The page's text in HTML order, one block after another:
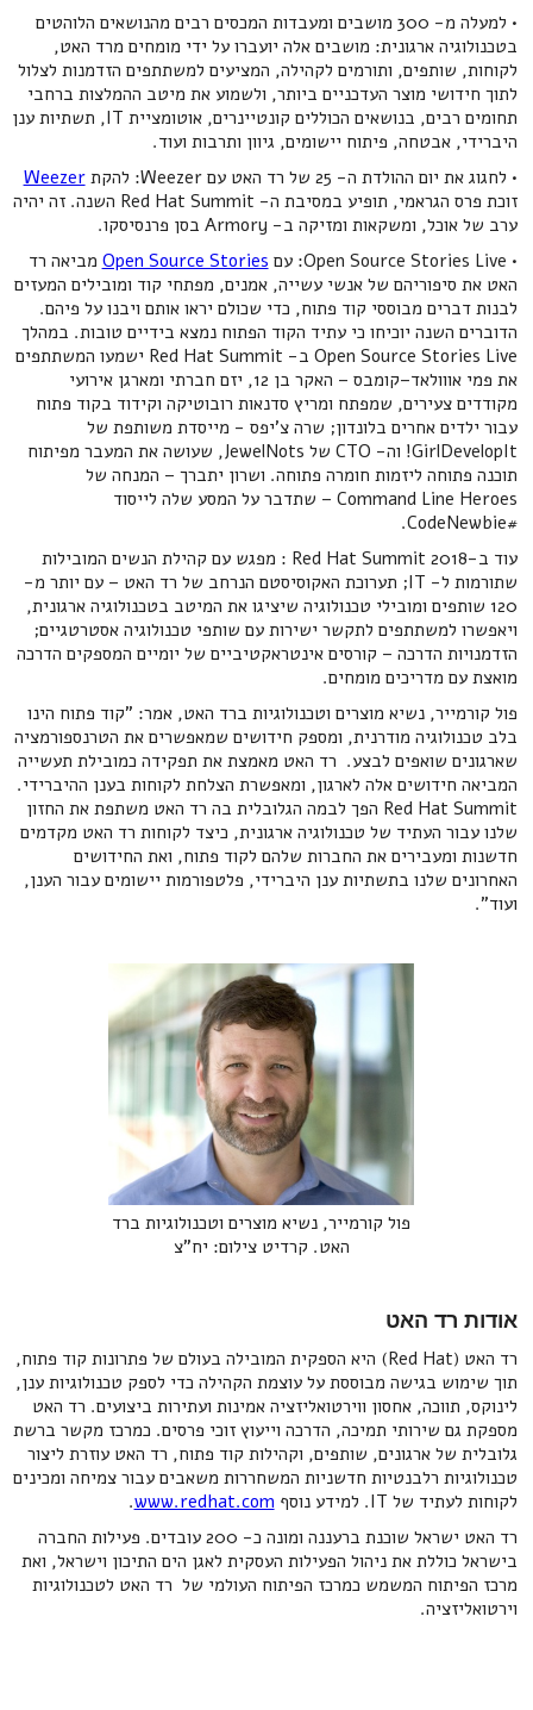
• למעלה מ- 300 מושבים ומעבדות המכסים רבים מהנושאים הלוהטים
בטכנולוגיה ארגונית: מושבים אלה יועברו על ידי מומחים מרד האט,
לקוחות, שותפים, ותורמים לקהילה, המציעים למשתתפים הזדמנות לצלול
לתוך חידושי מוצר העדכניים ביותר, ולשמוע את מיטב ההמלצות ברחבי
תחומים רבים, בנושאים הכוללים קונטיינרים, אוטומציית IT, תשתיות ענן
היברידי, אבטחה, פיתוח יישומים, גיוון ותרבות ועוד.
• לחגוג את יום ההולדת ה- 25 של רד האט עם Weezer: להקת
Weezer
זוכת פרס הגראמי, תופיע במסיבת ה- Red Hat Summit השנה. זה יהיה
ערב של אוכל, ומשקאות ומזיקה ב- Armory בסן פרנסיסקו.
• Open Source Stories Live: עם
Open Source Stories מביאה רד
האט את סיפוריהם של אנשי עשייה, אמנים, מפתחי קוד ומובילים המעזים
לבנות דברים מבוססי קוד פתוח, כדי שכולם יראו אותם ויבנו על פיהם.
הדוברים השנה יוכיחו כי עתיד הקוד הפתוח נמצא בידיים טובות. במהלך
Open Source Stories Live ב- Red Hat Summit ישמעו המשתתפים
את פמי אווולאד–קומבס – האקר בן 12, יזם חברתי ומארגן אירועי
מקודדים צעירים, שמפתח ומריץ סדנאות רובוטיקה וקידוד בקוד פתוח
עבור ילדים אחרים בלונדון; שרה צ'יפס - מייסדת משותפת של
GirlDevelopIt! וה- CTO של JewelNots, שעושה את המעבר מפיתוח
תוכנה פתוחה ליזמות חומרה פתוחה. ושרון יתברך – המנחה של
Command Line Heroes – שתדבר על המסע שלה לייסוד
#CodeNewbie.
עוד ב-Red Hat Summit 2018 : מפגש עם קהילת הנשים המובילות
שתורמות ל- IT; תערוכת האקוסיסטם הנרחב של רד האט – עם יותר מ-
120 שותפים ומובילי טכנולוגיה שיציגו את המיטב בטכנולוגיה ארגונית,
ויאפשרו למשתתפים לתקשר ישירות עם שותפי טכנולוגיה אסטרטגיים;
הזדמנויות הדרכה – קורסים אינטראקטיביים של יומיים המספקים הדרכה
מואצת עם מדריכים מומחים.
פול קורמייר, נשיא מוצרים וטכנולוגיות ברד האט, אמר: "קוד פתוח הינו
בלב טכנולוגיה מודרנית, ומספק חידושים שמאפשרים את הטרנספורמציה
שארגונים שואפים לבצע. רד האט מאמצת את תפקידה כמובילת תעשייה
המביאה חידושים אלה לארגון, ומאפשרת הצלחת לקוחות בענן ההיברידי.
Red Hat Summit הפך לבמה הגלובלית בה רד האט משתפת את החזון
שלנו עבור העתיד של טכנולוגיה ארגונית, כיצד לקוחות רד האט מקדמים
חדשנות ומעבירים את החברות שלהם לקוד פתוח, ואת החידושים
האחרונים שלנו בתשתיות ענן היברידי, פלטפורמות יישומים עבור הענן,
ועוד".
‍פול קורמייר, נשיא מוצרים וטכנולוגיות ברד
האט. קרדיט צילום: יח"צ
אודות רד האט
רד האט (Red Hat) היא הספקית המובילה בעולם של פתרונות קוד פתוח,
תוך שימוש בגישה מבוססת על עוצמת הקהילה כדי לספק טכנולוגיות ענן,
לינוקס, תווכה, אחסון ווירטואליזציה אמינות ועתירות ביצועים. רד האט
מספקת גם שירותי תמיכה, הדרכה וייעוץ זוכי פרסים. כמרכז מקשר ברשת
גלובלית של ארגונים, שותפים, וקהילות קוד פתוח, רד האט עוזרת ליצור
טכנולוגיות רלבנטיות חדשניות המשחררות משאבים עבור צמיחה ומכינים
לקוחות לעתיד של IT. למידע נוסף
www.redhat.com
.
רד האט ישראל שוכנת ברעננה ומונה כ- 200 עובדים. פעילות החברה
בישראל כוללת את ניהול הפעילות העסקית לאגן הים התיכון וישראל, ואת
מרכז הפיתוח המשמש כמרכז הפיתוח העולמי של רד האט לטכנולוגיות
וירטואליזציה.